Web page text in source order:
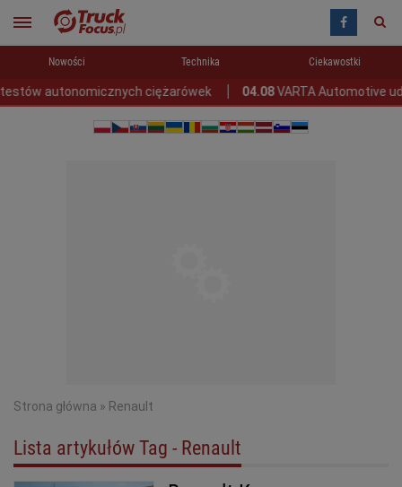
Nowości Technika Ciekawostki
ciężarówek 04.08 VARTA Automotive
Strona główna » Renault
Lista artykułów Tag - Renault